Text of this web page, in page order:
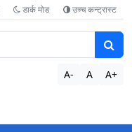
डार्क मोड उच्च कन्ट्रास्ट
A- A A+